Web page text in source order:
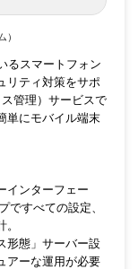
）
るスマートフォン
リティ対策をサポ
管理）サービスで
単にモバイル端末
インターフェー
ですべての設定、
形態」サーバー設
アーな運用が必要